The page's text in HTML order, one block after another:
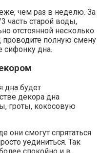
чем раз в неделю. За
часть старой воды,
отстоянной несколько
полную смену
сифонку дна.
дна будет
декора дна
гроты, кокосовую
они смогут спрятаться
уединиться. Так